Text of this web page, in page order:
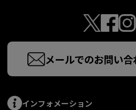
メールでのお問い
インフォメーション